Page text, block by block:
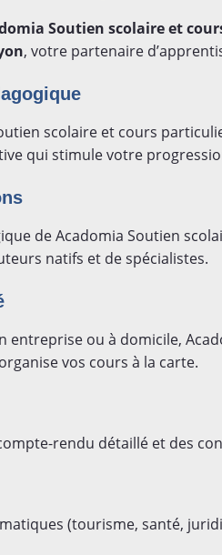
Soutien scolaire et
, votre partenaire
scolaire et cours
qui stimule votre
de Acadomia Soutien
natifs et de spécialistes.
entreprise ou à domicile,
vos cours à la carte.
rendu détaillé et des
(tourisme, santé,